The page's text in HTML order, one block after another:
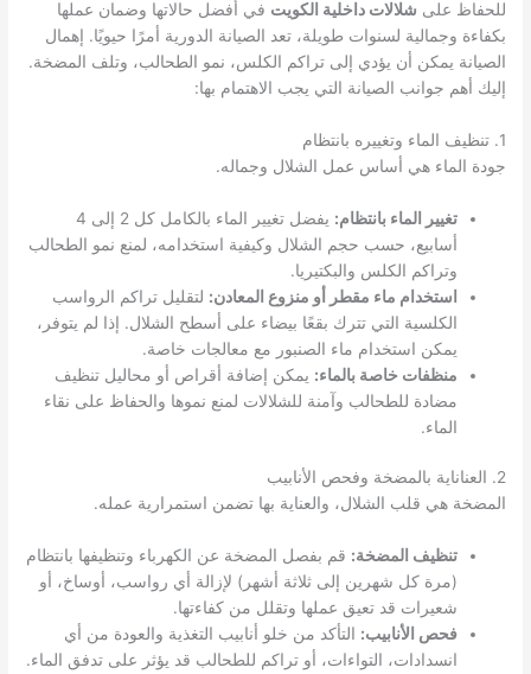
للحفاظ على شلالات داخلية الكويت في أفضل حالاتها وضمان عملها
بكفاءة وجمالية لسنوات طويلة، تعد الصيانة الدورية أمرًا حيويًا. إهمال
الصيانة يمكن أن يؤدي إلى تراكم الكلس، نمو الطحالب، وتلف المضخة.
إليك أهم جوانب الصيانة التي يجب الاهتمام بها:
1. تنظيف الماء وتغييره بانتظام
جودة الماء هي أساس عمل الشلال وجماله.
تغيير الماء بانتظام:
يفضل تغيير الماء بالكامل كل 2 إلى 4
أسابيع، حسب حجم الشلال وكيفية استخدامه، لمنع نمو الطحالب
وتراكم الكلس والبكتيريا.
استخدام ماء مقطر أو منزوع المعادن: لتقليل تراكم الرواسب
الكلسية التي تترك بقعًا بيضاء على أسطح الشلال. إذا لم يتوفر،
يمكن استخدام ماء الصنبور مع معالجات خاصة.
منظفات خاصة بالماء: يمكن إضافة أقراص أو محاليل تنظيف
مضادة للطحالب وآمنة للشلالات لمنع نموها والحفاظ على نقاء
الماء.
2. العناناية بالمضخة وفحص الأنابيب
المضخة هي قلب الشلال، والعناية بها تضمن استمرارية عمله.
تنظيف المضخة: قم بفصل المضخة عن الكهرباء وتنظيفها بانتظام
(مرة كل شهرين إلى ثلاثة أشهر) لإزالة أي رواسب، أوساخ، أو
شعيرات قد تعيق عملها وتقلل من كفاءتها.
فحص الأنابيب: التأكد من خلو أنابيب التغذية والعودة من أي
انسدادات، التواءات، أو تراكم للطحالب قد يؤثر على تدفق الماء.